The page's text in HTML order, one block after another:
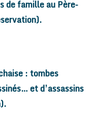
de famille au Père-
: tombes
et d’assassins